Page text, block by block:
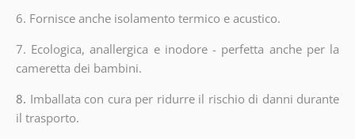
6. Fornisce anche isolamento termico e acustico.
7. Ecologica, anallergica e inodore - perfetta anche per la
cameretta dei bambini.
8. Imballata con cura per ridurre il rischio di danni durante
il trasporto.